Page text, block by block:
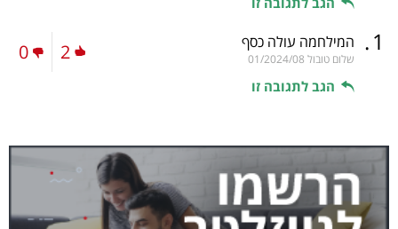
1
. המילחמה עולה כסף
שלום טובול 01/2024/08
הגב לתגובה זו
2
0